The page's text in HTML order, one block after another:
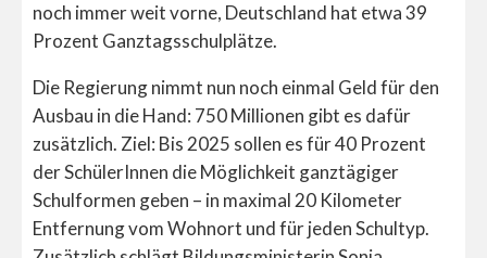
noch immer weit vorne, Deutschland hat etwa 39
Prozent Ganztagsschulplätze.
Die Regierung nimmt nun noch einmal Geld für den
Ausbau in die Hand: 750 Millionen gibt es dafür
zusätzlich. Ziel: Bis 2025 sollen es für 40 Prozent
der SchülerInnen die Möglichkeit ganztägiger
Schulformen geben – in maximal 20 Kilometer
Entfernung vom Wohnort und für jeden Schultyp.